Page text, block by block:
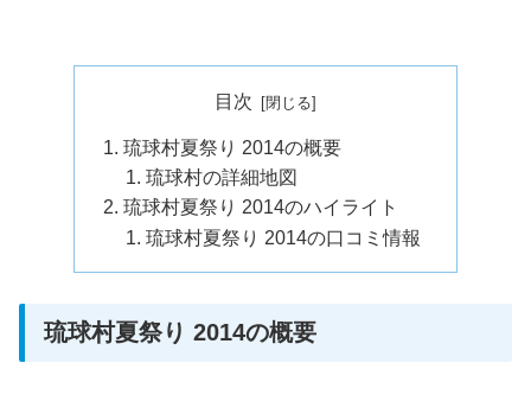
目次
琉球村夏祭り 2014の概要
琉球村の詳細地図
琉球村夏祭り 2014のハイライト
琉球村夏祭り 2014の口コミ情報
琉球村夏祭り 2014の概要